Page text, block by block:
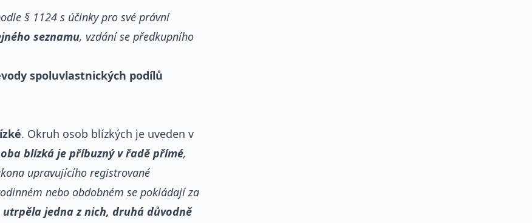
§ 1124 s účinky pro své právní
seznamu, vzdání se předkupního
spoluvlastnických podílů
. Okruh osob blízkých je uveden v
blízká je příbuzný v řadě přímé,
upravujícího registrované
nebo obdobném se pokládají za
jedna z nich, druhá důvodně